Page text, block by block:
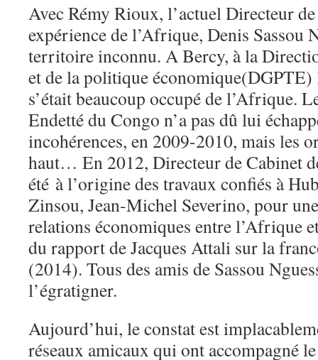
Avec Rémy Rioux, l’actuel Directeur
expérience de l’Afrique, Denis Sassou
territoire inconnu. A Bercy, à la
et de la politique
s’était beaucoup occupé de l’Afrique.
Endetté du Congo n’a pas dû lui
incohérences, en 2009-2010, mais les
haut… En 2012, Directeur de Cabinet
été à l’origine des travaux confiés à
Zinsou, Jean-Michel Severino, pour
relations économiques entre l’Afrique
du rapport de Jacques Attali sur la
(2014). Tous des amis de Sassou
l’égratigner.
Aujourd’hui, le constat est
réseaux amicaux qui ont accompagné